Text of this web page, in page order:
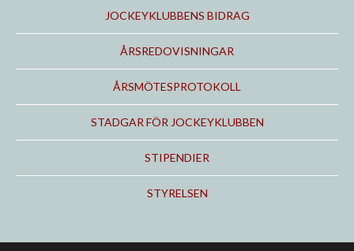
JOCKEYKLUBBENS BIDRAG
ÅRSREDOVISNINGAR
ÅRSMÖTESPROTOKOLL
STADGAR FÖR JOCKEYKLUBBEN
STIPENDIER
STYRELSEN